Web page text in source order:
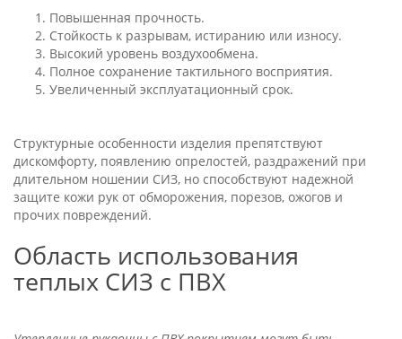
Повышенная прочность.
Стойкость к разрывам, истиранию или износу.
Высокий уровень воздухообмена.
Полное сохранение тактильного восприятия.
Увеличенный эксплуатационный срок.
Структурные особенности изделия препятствуют
дискомфорту, появлению опрелостей, раздражений при
длительном ношении СИЗ, но способствуют надежной
защите кожи рук от обморожения, порезов, ожогов и
прочих повреждений.
Область использования
теплых СИЗ с ПВХ